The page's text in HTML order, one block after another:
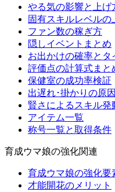
やる気の影響と上げ
固有スキルレベルの
ファン数の稼ぎ方
隠しイベントまとめ
お出かけの確率とタ
評価点の計算式まと
保健室の成功率検証
出遅れ･掛かりの原
賢さによるスキル発
アイテム一覧
称号一覧と取得条件
育成ウマ娘の強化関連
育成ウマ娘の強化要
才能開花のメリット